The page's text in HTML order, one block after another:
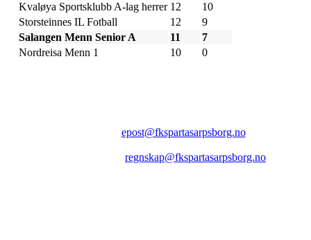
Kvaløya Sportsklubb A-lag herrer 12
10
Storsteinnes IL Fotball
12
9
Salangen Menn Senior A
11
7
Nordreisa Menn 1
10 0
epost@fkspartasarpsborg.no
regnskap@fkspartasarpsborg.no